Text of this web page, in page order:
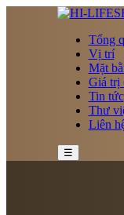
Tổng
Vị trí
Mặt
Giá trị
Tin tức
Thư
Liên
☰